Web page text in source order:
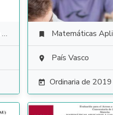
 Matemáticas Aplicadas a las
 País Vasco
 Ordinaria de 2019